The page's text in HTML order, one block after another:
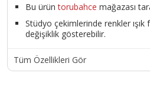
Bu ürüntorubahce mağazası
Stüdyo çekimlerinde renkler ışık
değişiklik gösterebilir.
Tüm Özellikleri Gör